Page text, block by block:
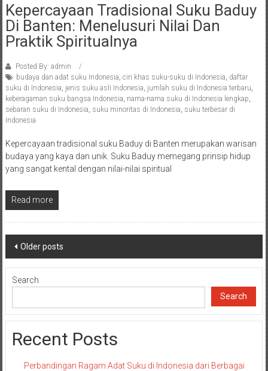
Kepercayaan Tradisional Suku Baduy
Di Banten: Menelusuri Nilai Dan
Praktik Spiritualnya
Posted By: admin
budaya dan adat suku Indonesia, ciri khas suku-suku di Indonesia, daftar
suku di Indonesia, jenis suku asli Indonesia, jumlah suku di Indonesia terbaru,
keberagaman suku bangsa Indonesia, nama-nama suku di Indonesia lengkap,
sebaran suku di Indonesia, suku minoritas di Indonesia, suku terbesar di
Indonesia
Kepercayaan tradisional suku Baduy di Banten merupakan warisan
budaya yang kaya dan unik. Suku Baduy memegang prinsip hidup
yang sangat kental dengan nilai-nilai spiritual
Read more
Posts
navigation
Older posts
Search
Search
Recent Posts
Perbandingan Ragam Adat Suku di Indonesia dari Berbagai